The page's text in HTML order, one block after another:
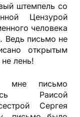
штемпель со
Цензурой
человека
Ведь письмо не
открытым
лень!
мне письмо
Раисой
Сергея